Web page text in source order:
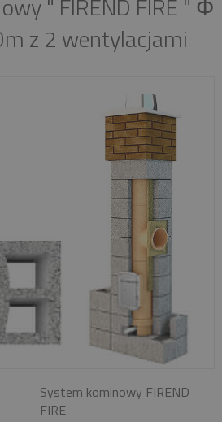
z 2 wentylacjami
System kominowy FIREND
FIRE